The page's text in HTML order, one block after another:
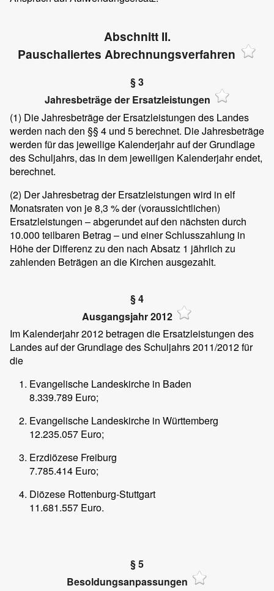
Abschnitt II.
Pauschaliertes Abrechnungsverfahren
§ 3
Jahresbeträge der Ersatzleistungen
(1) Die Jahresbeträge der Ersatzleistungen des Landes
werden nach den §§ 4 und 5 berechnet. Die Jahresbeträge
werden für das jeweilige Kalenderjahr auf der Grundlage
des Schuljahrs, das in dem jeweiligen Kalenderjahr endet,
berechnet.
(2) Der Jahresbetrag der Ersatzleistungen wird in elf
Monatsraten von je 8,3 % der (voraussichtlichen)
Ersatzleistungen – abgerundet auf den nächsten durch
10.000 teilbaren Betrag – und einer Schlusszahlung in
Höhe der Differenz zu den nach Absatz 1 jährlich zu
zahlenden Beträgen an die Kirchen ausgezahlt.
§ 4
Ausgangsjahr 2012
Im Kalenderjahr 2012 betragen die Ersatzleistungen des
Landes auf der Grundlage des Schuljahrs 2011/2012 für
die
Evangelische Landeskirche in Baden
8.339.789 Euro;
Evangelische Landeskirche in Württemberg
12.235.057 Euro;
Erzdiözese Freiburg
7.785.414 Euro;
Diözese Rottenburg-Stuttgart
11.681.557 Euro.
§ 5
Besoldungsanpassungen